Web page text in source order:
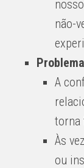
não-
A
torna
Às
ou